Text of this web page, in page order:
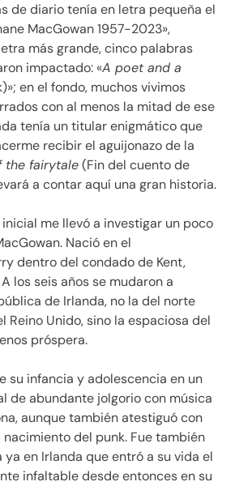
de diario tenía en letra pequeña el
MacGowan 1957-2023»,
más grande, cinco palabras
impactado: «A poet and a
en el fondo, muchos vivimos
con al menos la mitad de ese
tenía un titular enigmático que
recibir el aguijonazo de la
the fairytale(Fin del cuento de
a contar aquí una gran historia.
me llevó a investigar un poco
Nació en el
dentro del condado de Kent,
los seis años se mudaron a
de Irlanda, no la del norte
Reino Unido, sino la espaciosa del
próspera.
su infancia y adolescencia en un
de abundante jolgorio con música
aunque también atestiguó con
del punk. Fue también
en Irlanda que entró a su vida el
infaltable desde entonces en su